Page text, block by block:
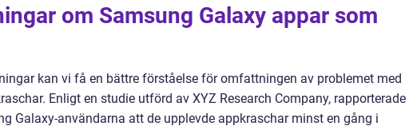
om Samsung Galaxy appar som
kan vi få en bättre förståelse för omfattningen av problemet med
Enligt en studie utförd av XYZ Research Company, rapporterade
Galaxy-användarna att de upplevde appkraschar minst en gång i